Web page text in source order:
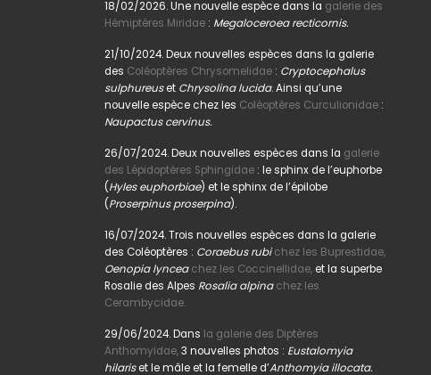
18/02/2026. Une nouvelle espèce dans la galerie des
Hémiptères Miridae : Megaloceroea recticornis.
21/10/2024. Deux nouvelles espèces dans la galerie
des Coléoptères Chrysomelidae : Cryptocephalus
sulphureuset Chrysolina lucida. Ainsi qu’une
nouvelle espèce chez les Coléoptères Curculionidae :
Naupactus cervinus.
26/07/2024. Deux nouvelles espèces dans la galerie
des Lépidoptères Sphingidae : le sphinx de l’euphorbe
(Hyles euphorbiae) et le sphinx de l’épilobe
(Proserpinus proserpina).
16/07/2024. Trois nouvelles espèces dans la galerie
des Coléoptères : Coraebus rubi chez les Buprestidae,
Oenopia lyncea chez les Coccinellidae,et la superbe
Rosalie des Alpes Rosalia alpina chez les
Cerambycidae.
29/06/2024. Dans la galerie des Diptères
Anthomyidae,3 nouvelles photos : Eustalomyia
hilariset le mâle et la femelle d’Anthomyia illocata.